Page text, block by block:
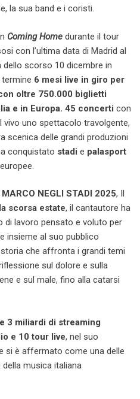
la sua band e i coristi.
Coming Home durante il tour
con l’ultima data di Madrid al
dello scorso 10 dicembre in
6 mesi live in giro per
oltre 750.000 biglietti
e in Europa. 45 concerti con
uno spettacolo travolgente,
scenica delle grandi produzioni
conquistato stadi e palasport
MARCO NEGLI STADI 2025, Il
scorsa estate, il cantautore ha
di lavoro pensato e voluto per
insieme al suo pubblico
che affronta i grandi temi
sul dolore e sulla
e sul male, fino alla catarsi
3 miliardi di streaming
e 10 tour live, nel suo
si è affermato come una delle
musica italiana